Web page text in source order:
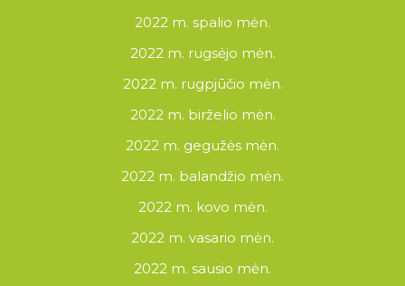
2022 m. spalio mėn.
2022 m. rugsėjo mėn.
2022 m. rugpjūčio mėn.
2022 m. birželio mėn.
2022 m. gegužės mėn.
2022 m. balandžio mėn.
2022 m. kovo mėn.
2022 m. vasario mėn.
2022 m. sausio mėn.